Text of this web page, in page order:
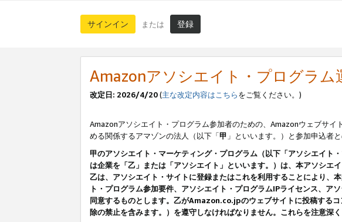
サインイン または 登録
Amazonアソシエイト・プログラム
改定日: 2026/4/20(主な改定内容はこちらをご覧ください。)
Amazonアソシエイト・プログラム参加者のための、Amazonウェブサイ
める関係するアマゾンの法人（以下「甲 」といいます。）と参加申込者
甲のアソシエイト・マーケティング・プログラム（以下「アソシエイト
は企業を「乙」または「アソシエイト」といいます。）は、本アソシエ
乙は、アソシエイト・サイトに登録またはこれを利用することにより、
ト・プログラム参加要件、アソシエイト・プログラムIPライセンス、
同意するものとします。乙がAmazon.co.jpのウェブサイトに投稿する
除の禁止を含みます。）を遵守しなければなりません。これらを注意深く